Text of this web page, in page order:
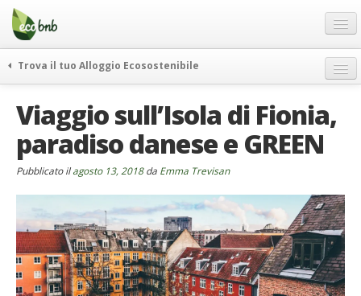
Menu
Salta
contenuto
Offerte Speciali
Regali
FAQ
Chi Siamo
Partner
Contatti
Italiano
German
Trova il tuo Alloggio Ecosostenibile
itinerari
curiosità
vivere e viaggiare verde
rassegna stampa
Viaggio sull’Isola di Fionia,
paradiso danese e GREEN
Pubblicato ilagosto 13, 2018da Emma Trevisan